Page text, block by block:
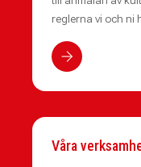
reglerna vi och ni
Våra